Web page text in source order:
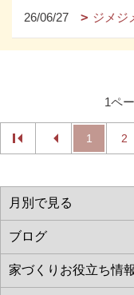
26/06/27 ジメジ
1ペ
1 2